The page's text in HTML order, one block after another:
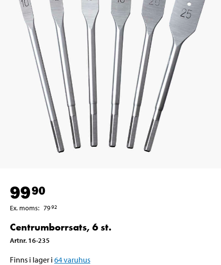
9990
Ex. moms: 7992
Centrumborrsats, 6 st.
Artnr. 16-235
Finns i lager i 64varuhus